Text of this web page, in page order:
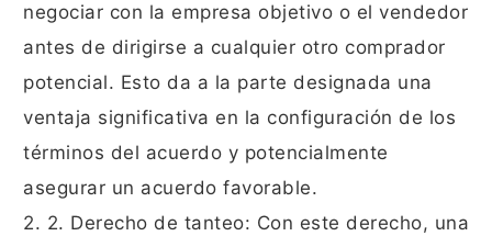
negociar con la empresa objetivo o el vendedor
antes de dirigirse a cualquier otro comprador
potencial. Esto da a la parte designada una
ventaja significativa en la configuración de los
términos del acuerdo y potencialmente
asegurar un acuerdo favorable.
2. 2. Derecho de tanteo: Con este derecho, una